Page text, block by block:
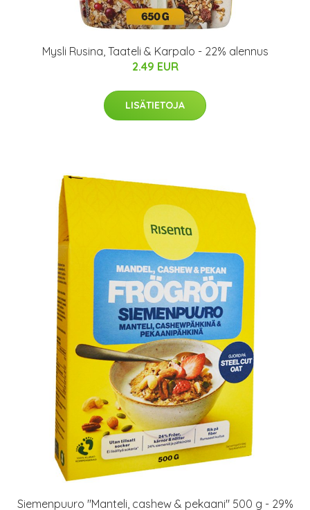
Mysli Rusina, Taateli & Karpalo - 22% alennus
2.49 EUR
LISÄTIETOJA
Siemenpuuro "Manteli, cashew & pekaani" 500 g - 29%